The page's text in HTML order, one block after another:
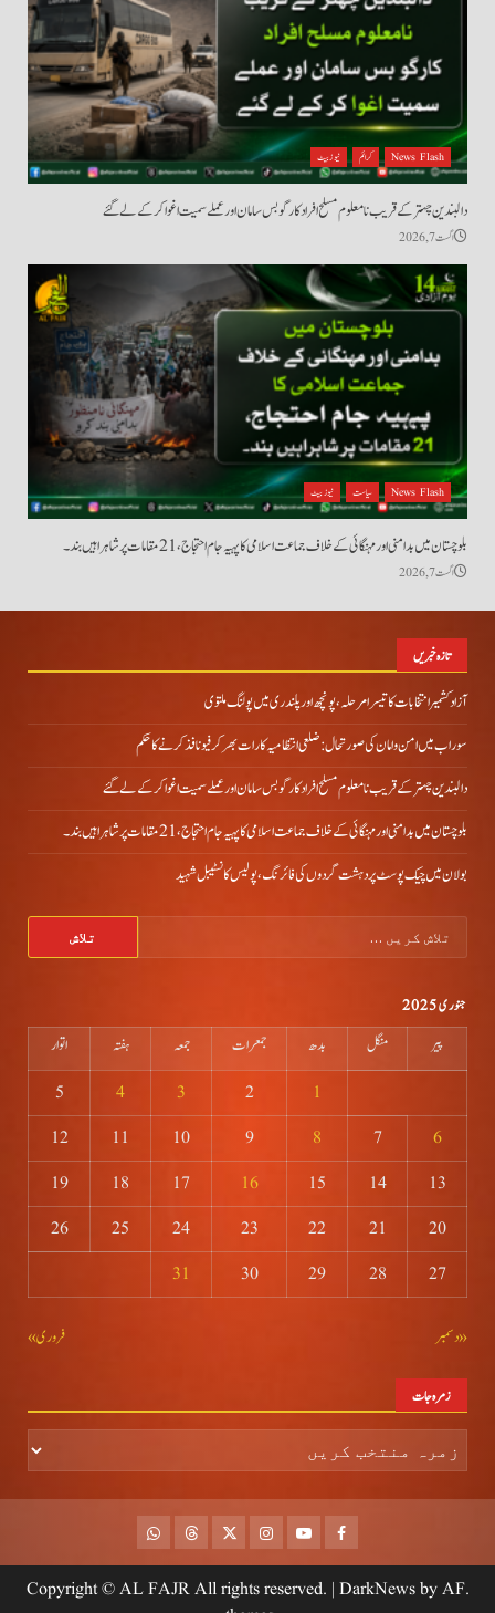
News Flash کرائم نیوز بیٹ
دالبندین چہتر کے قریب نامعلوم مسلح افراد کارگو بس سامان اور عملے سمیت اغوا کر کے لے گئے
اگست 7, 2026
News Flash سیاست نیوز بیٹ
بلوچستان میں بدامنی اور مہنگائی کے خلاف جماعت اسلامی کا پہیہ جام احتجاج، 21 مقامات پر شاہراہیں بند۔
اگست 7, 2026
تازہ خبریں
آزاد کشمیر انتخابات کا تیسرا مرحلہ، پونچھ اور پلندری میں پولنگ ملتوی
سوراب میں امن و امان کی صورتحال: ضلعی انتظامیہ کا رات بھر کرفیو نافذ کرنے کا حکم
دالبندین چہتر کے قریب نامعلوم مسلح افراد کارگو بس سامان اور عملے سمیت اغوا کر کے لے گئے
بلوچستان میں بدامنی اور مہنگائی کے خلاف جماعت اسلامی کا پہیہ جام احتجاج، 21 مقامات پر شاہراہیں بند۔
بولان میں چیک پوسٹ پر دہشت گردوں کی فائرنگ، پولیس کانسٹیبل شہید
کریں
جنوری 2025
پیر منگل بدھ جمعرات جمعہ ہفتہ
اتوار
1
2
3
4
5
6
7
8
9
10
11
12
13
14
15
16
17
18
19
20
21
22
23
24
25
26
27
28
29
30
31
« دسمبر فروری »
زمرہ جات
جات
Facebook
Youtube
Instagram
Twitter
Threads
whatsapp
.Copyright © AL FAJR All rights reserved.
| DarkNewsby AF